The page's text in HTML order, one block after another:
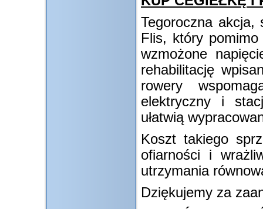
Tegoroczna akcja,
Flis, który pomimo
wzmożone
rehabilitację
rowery
elektryczny i
ułatwią
Koszt takiego
ofiarności i
utrzymania
Dziękujemy za